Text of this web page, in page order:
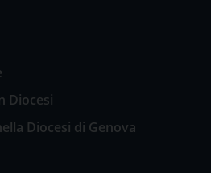
Diocesi
Diocesi di Genova